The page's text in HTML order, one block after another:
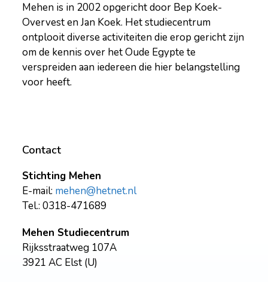
Mehen is in 2002 opgericht door Bep Koek-
Overvest en Jan Koek. Het studiecentrum
ontplooit diverse activiteiten die erop gericht zijn
om de kennis over het Oude Egypte te
verspreiden aan iedereen die hier belangstelling
voor heeft.
Contact
Stichting Mehen
E-mail: mehen@hetnet.nl
Tel.: 0318-471689
Mehen Studiecentrum
Rijksstraatweg 107A
3921 AC Elst (U)